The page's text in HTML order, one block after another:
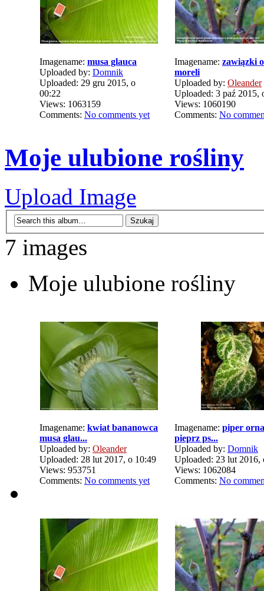
Imagename: musa glauca
Uploaded by: Domnik
Uploaded: 29 gru 2015, o
00:22
Views: 1063159
Comments: No comments yet
Imagename: zawiązki
moreli
Uploaded by: Oleander
Uploaded: 3 paź 2015,
Views: 1060190
Comments: No
Moje ulubione rośliny
Upload Image
7 images
Moje ulubione rośliny
Imagename: kwiat bananowca
musa glau...
Uploaded by: Oleander
Uploaded: 28 lut 2017, o 10:49
Views: 953751
Comments: No comments yet
Imagename: piper
pieprz ps...
Uploaded by: Domnik
Uploaded: 23 lut 2016,
Views: 1062084
Comments: No